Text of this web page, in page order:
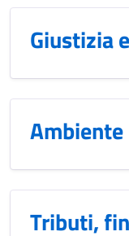
Giustizia
Ambiente
Tributi,